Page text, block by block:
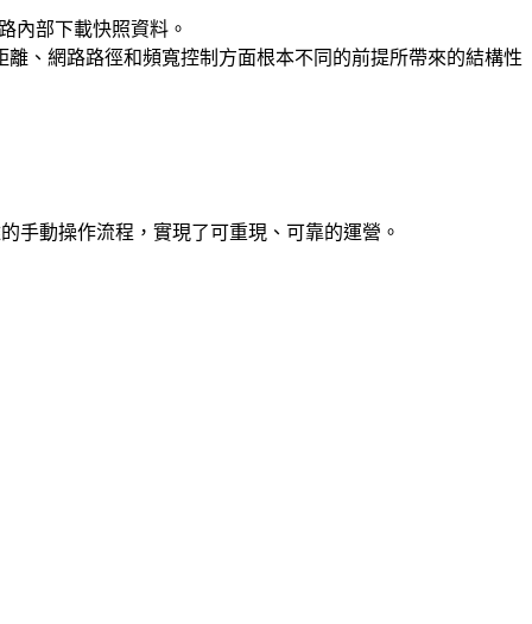
內部下載快照資料。
、網路路徑和頻寬控制方面根本不同的前提所帶來的結構性
手動操作流程，實現了可重現、可靠的運營。